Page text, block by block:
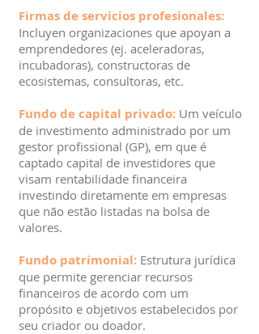
Firmas de servicios profesionales:
Incluyen organizaciones que apoyan a
emprendedores (ej. aceleradoras,
incubadoras), constructoras de
ecosistemas, consultoras, etc.
Fundo de capital privado: Um veículo
de investimento administrado por um
gestor profissional (GP), em que é
captado capital de investidores que
visam rentabilidade financeira
investindo diretamente em empresas
que não estão listadas na bolsa de
valores.
Fundo patrimonial: Estrutura jurídica
que permite gerenciar recursos
financeiros de acordo com um
propósito e objetivos estabelecidos por
seu criador ou doador.